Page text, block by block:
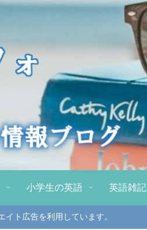
小学生の英語 英語雑記
イト広告を利用しています。